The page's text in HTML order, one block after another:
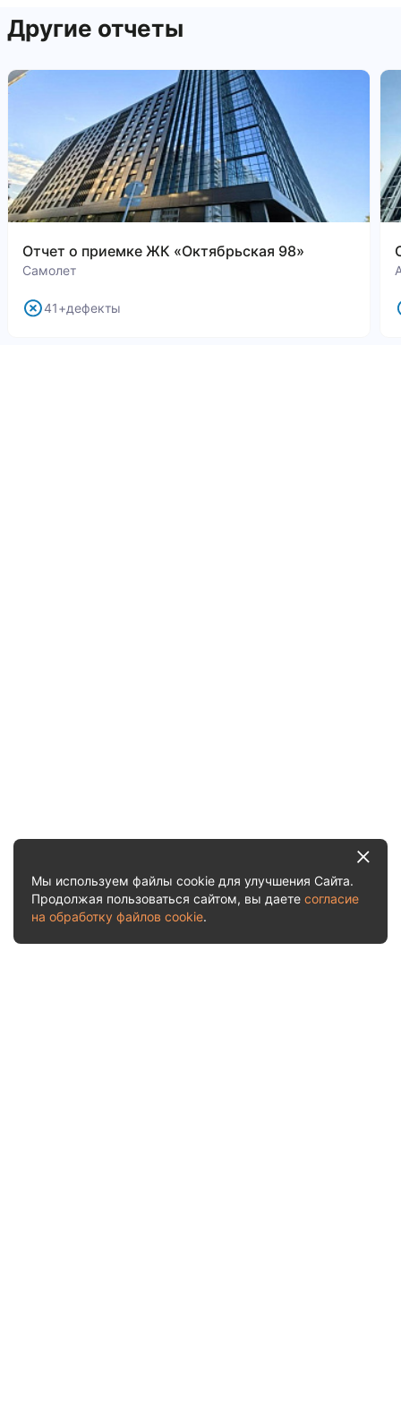
Другие отчеты
Отчет о приемке ЖК «Октябрьская 98»
Самолет
41+дефекты
Мы используем файлы cookie для улучшения Сайта.
Продолжая пользоваться сайтом, вы даете согласие
на обработку файлов cookie.